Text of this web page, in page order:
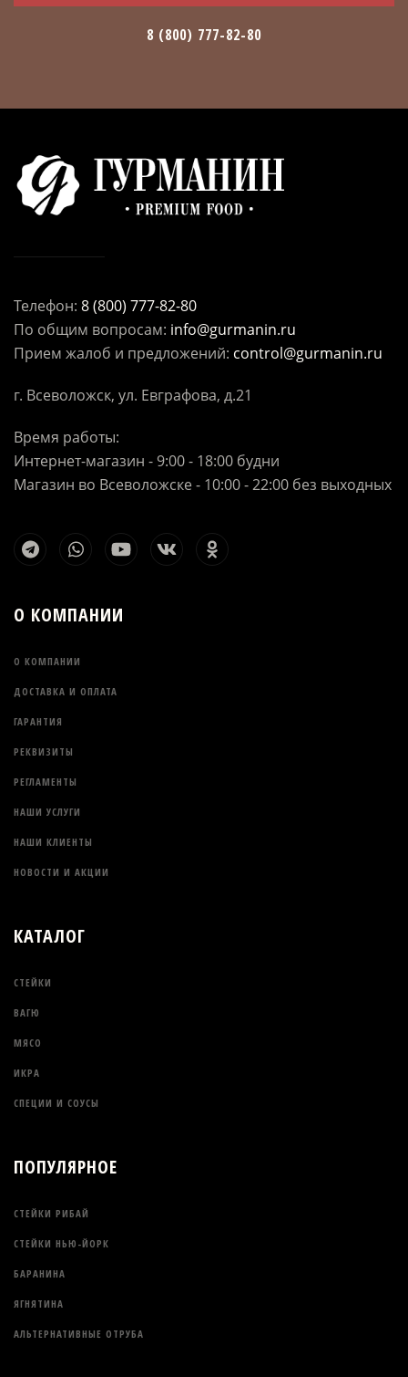
8 (800) 777-82-80
Телефон: 8 (800) 777-82-80
По общим вопросам: info@gurmanin.ru
Прием жалоб и предложений: control@gurmanin.ru
г. Всеволожск, ул. Евграфова, д.21
Время работы:
Интернет-магазин - 9:00 - 18:00 будни
Магазин во Всеволожске - 10:00 - 22:00 без выходных
О КОМПАНИИ
О КОМПАНИИ
ДОСТАВКА И ОПЛАТА
ГАРАНТИЯ
РЕКВИЗИТЫ
РЕГЛАМЕНТЫ
НАШИ УСЛУГИ
НАШИ КЛИЕНТЫ
НОВОСТИ И АКЦИИ
КАТАЛОГ
СТЕЙКИ
ВАГЮ
МЯСО
ИКРА
СПЕЦИИ И СОУСЫ
ПОПУЛЯРНОЕ
СТЕЙКИ РИБАЙ
СТЕЙКИ НЬЮ-ЙОРК
БАРАНИНА
ЯГНЯТИНА
АЛЬТЕРНАТИВНЫЕ ОТРУБА